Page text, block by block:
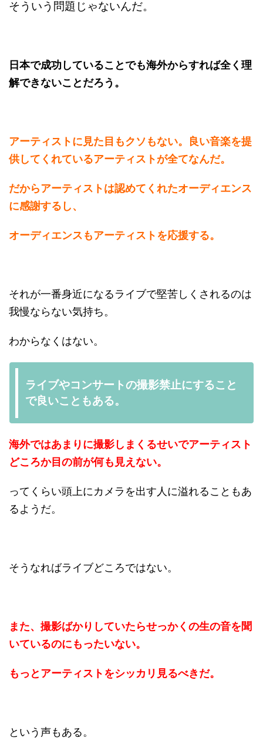
そういう問題じゃないんだ。
日本で成功していることでも海外からすれば全く理
解できないことだろう。
アーティストに見た目もクソもない。良い音楽を提
供してくれているアーティストが全てなんだ。
だからアーティストは認めてくれたオーディエンス
に感謝するし、
オーディエンスもアーティストを応援する。
それが一番身近になるライブで堅苦しくされるのは
我慢ならない気持ち。
わからなくはない。
ライブやコンサートの撮影禁止にすること
で良いこともある。
海外ではあまりに撮影しまくるせいでアーティスト
どころか目の前が何も見えない。
ってくらい頭上にカメラを出す人に溢れることもあ
るようだ。
そうなればライブどころではない。
また、撮影ばかりしていたらせっかくの生の音を聞
いているのにもったいない。
もっとアーティストをシッカリ見るべきだ。
という声もある。